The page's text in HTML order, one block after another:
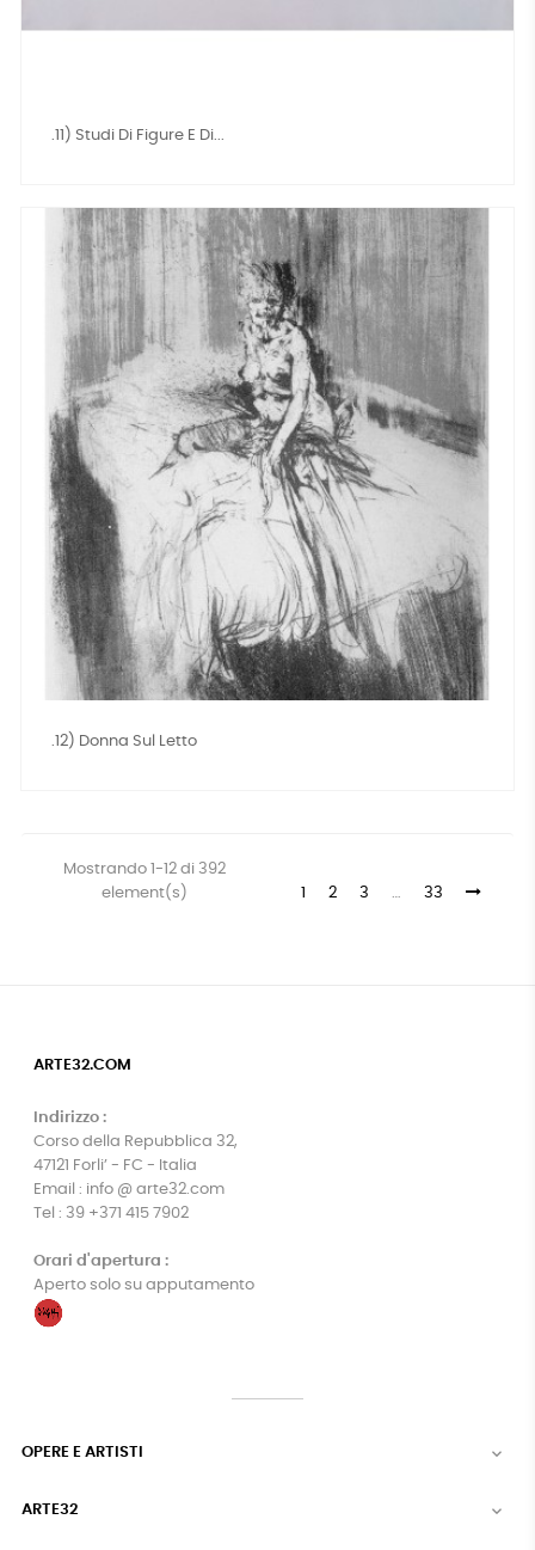
.11) Studi Di Figure E Di...
.12) Donna Sul Letto
Mostrando 1-12 di 392
element(s)
1 2 3 … 33
ARTE32.COM
Indirizzo :
Corso della Repubblica 32,
47121 Forli’ - FC - Italia
Email : info @ arte32.com
Tel : 39 +371 415 7902
Orari d'apertura :
Aperto solo su apputamento
OPERE E ARTISTI 
ARTE32 